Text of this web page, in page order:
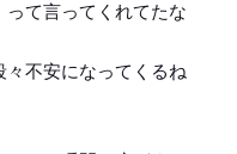
て言ってくれてたな
不安になってくるね